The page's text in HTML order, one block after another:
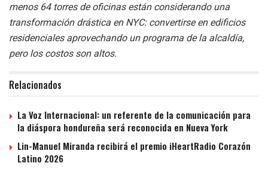
menos 64 torres de oficinas están considerando una
transformación drástica en NYC: convertirse en edificios
residenciales aprovechando un programa de la alcaldía,
pero los costos son altos.
Relacionados
La Voz Internacional: un referente de la comunicación para
la diáspora hondureña será reconocida en Nueva York
Lin-Manuel Miranda recibirá el premio iHeartRadio Corazón
Latino 2026